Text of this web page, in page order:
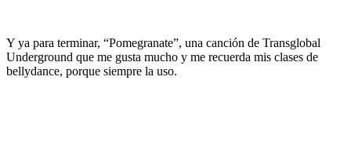
Y ya para terminar, “Pomegranate”, una canción de Transglobal
Underground que me gusta mucho y me recuerda mis clases de
bellydance, porque siempre la uso.